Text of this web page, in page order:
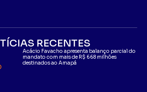
RECENTES
Acácio Favacho apresenta balanço parcial do
mandato com mais de R$ 668 milhões
destinados ao Amapá